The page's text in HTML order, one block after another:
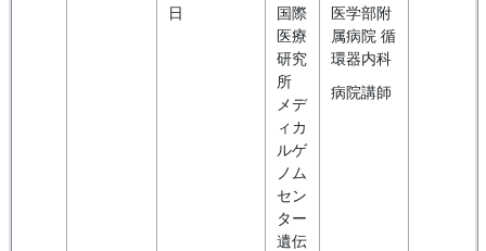
日
国際
医療
研究
所
メデ
ィカ
ルゲ
ノム
セン
ター
遺伝
医学部附
属病院 循
環器内科
病院講師